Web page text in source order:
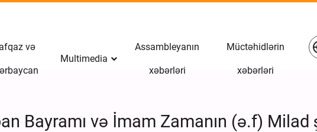
və
Multimedia
Assambleyanın
xəbərləri
Müctəhidlərin
xəbərləri
Bayramı və İmam Zamanın (ə.f) Milad